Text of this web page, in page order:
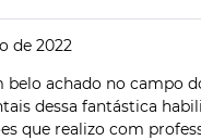
de 2022
achado no campo
dessa fantástica
que realizo com